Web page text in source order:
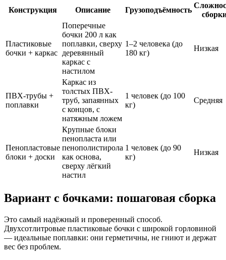
Конструкция Описание Грузоподъёмность
Пластиковые
бочки + каркас
Поперечные
бочки 200 л как
поплавки, сверху
деревянный
каркас с
настилом
1–2 человека (до
180 кг)
Низкая
ПВХ-трубы +
поплавки
Каркас из
толстых ПВХ-
труб, запаянных
с концов, с
натяжным ложем
1 человек (до 100
кг)
Средняя
Пенопластовые
блоки + доски
Крупные блоки
пенопласта или
пенополистирола
как основа,
сверху лёгкий
настил
1 человек (до 90
кг)
Низкая
Вариант с бочками: пошаговая сборка
Это самый надёжный и проверенный способ.
Двухсотлитровые пластиковые бочки с широкой горловиной
— идеальные поплавки: они герметичны, не гниют и держат
вес без проблем.